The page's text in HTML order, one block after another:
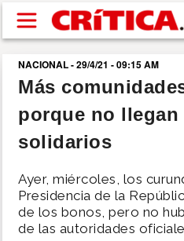
Pasar al contenido principal
buscar
SUCESOS
POLÍTICA
NACIONAL - 29/4/21 - 09:15 AM
Más
porque no
solidarios
Ayer, miércoles, los
Presidencia de la
de los bonos, pero no
de las autoridades